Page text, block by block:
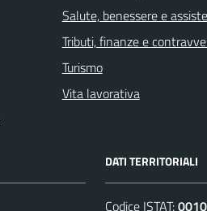
Salute, benessere e
Tributi, finanze e
Turismo
Vita lavorativa
DATI TERRITORIALI
Codice ISTAT: